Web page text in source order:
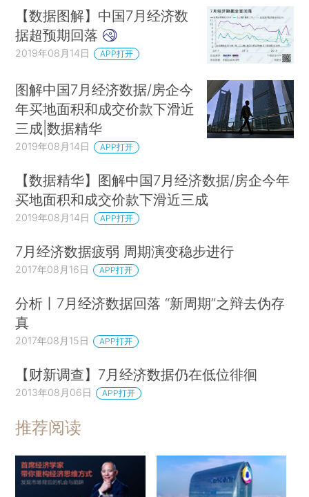
【数据图解】中国7月经济数
据超预期回落
2019年08月14日 APP打开
图解中国7月经济数据/房企今
年买地面积和成交价款下滑近
三成|数据精华
2019年08月14日 APP打开
【数据精华】图解中国7月经济数据/房企今年
买地面积和成交价款下滑近三成
2019年08月14日 APP打开
7月经济数据疲弱 周期演变稳步进行
2017年08月16日 APP打开
分析丨7月经济数据回落 “新周期”之辩去伪存
真
2017年08月15日 APP打开
【财新调查】7月经济数据仍在低位徘徊
2013年08月06日 APP打开
推荐阅读